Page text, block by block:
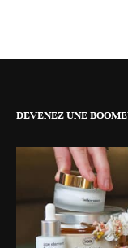
DEVENEZ UNE